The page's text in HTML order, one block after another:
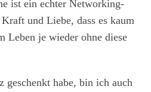
ist ein echter Networking-
und Liebe, dass es kaum
Leben je wieder ohne diese
geschenkt habe, bin ich auch